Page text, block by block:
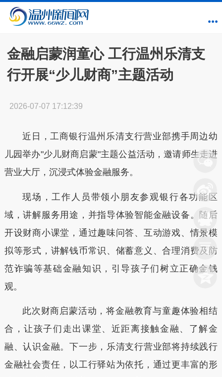
金融启蒙润童心 工行温州乐清支
行开展“少儿财商”主题活动
2026-07-07 17:12:39
近日，工商银行温州乐清支行营业部携手周边幼
儿园举办"少儿财商启蒙"主题公益活动，邀请师生走进
营业大厅，沉浸式体验金融服务。
现场，工作人员带领小朋友参观银行各功能区
域，讲解服务用途，并指导体验智能金融设备。随后
开设财商小课堂，通过趣味问答、互动游戏、情景模
拟等形式，讲解钱币常识、储蓄意义、合理消费及防
范诈骗等基础金融知识，引导孩子们树立正确金钱
观。
此次财商启蒙活动，将金融教育与童趣体验相结
合，让孩子们走出课堂、近距离接触金融、了解金
融、认识金融。下一步，乐清支行营业部将持续践行
金融社会责任，以工行驿站为依托，通过更丰富的形